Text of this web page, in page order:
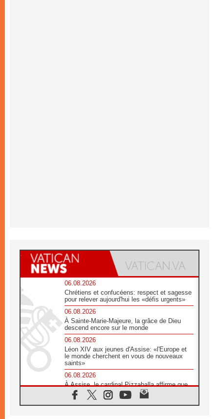
06.08.2026
Chrétiens et confucéens: respect et sagesse
pour relever aujourd'hui les «défis urgents»
06.08.2026
À Sainte-Marie-Majeure, la grâce de Dieu
descend encore sur le monde
06.08.2026
Léon XIV aux jeunes d'Assise: «l'Europe et
le monde cherchent en vous de nouveaux
saints»
06.08.2026
À Assise, le cardinal Pizzaballa affirme que
«les chrétiens veulent la paix»
06.08.2026